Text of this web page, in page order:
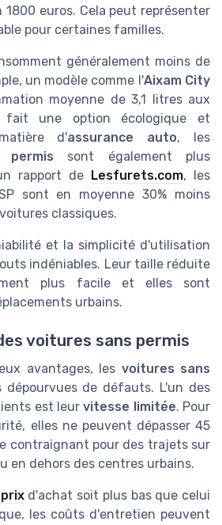
1800 euros. Cela peut représenter
pour certaines familles.
généralement moins de
un modèle comme l'Aixam City
moyenne de 3,1 litres aux
une option écologique et
d'assurance auto, les
sont également plus
rapport de Lesfurets.com, les
sont en moyenne 30% moins
classiques.
et la simplicité d'utilisation
indéniables. Leur taille réduite
plus facile et elles sont
urbains.
voitures sans permis
avantages, les voitures sans
dépourvues de défauts. L'un des
est leurvitesse limitée. Pour
elles ne peuvent dépasser 45
contraignant pour des trajets sur
en dehors des centres urbains.
prixd'achat soit plus bas que celui
les coûts d'entretien peuvent